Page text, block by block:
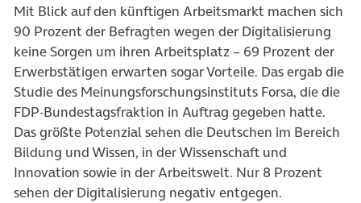
Mit Blick auf den künftigen Arbeitsmarkt machen sich
90 Prozent der Befragten wegen der Digitalisierung
keine Sorgen um ihren Arbeitsplatz – 69 Prozent der
Erwerbstätigen erwarten sogar Vorteile. Das ergab die
Studie des Meinungsforschungsinstituts Forsa, die die
FDP-Bundestagsfraktion in Auftrag gegeben hatte.
Das größte Potenzial sehen die Deutschen im Bereich
Bildung und Wissen, in der Wissenschaft und
Innovation sowie in der Arbeitswelt. Nur 8 Prozent
sehen der Digitalisierung negativ entgegen.